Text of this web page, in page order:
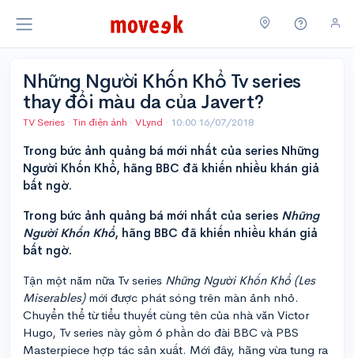
Những Người Khốn Khổ Tv series
thay đổi màu da của Javert?
TV Series · Tin điện ảnh · VLynd · 10:00 16/07/2018
Trong bức ảnh quảng bá mới nhất của series Những
Người Khốn Khổ, hãng BBC đã khiến nhiều khán giả
bất ngờ.
Trong bức ảnh quảng bá mới nhất của series Những
Người Khốn Khổ, hãng BBC đã khiến nhiều khán giả
bất ngờ.
Tận một năm nữa Tv series Những Người Khốn Khổ (Les
Miserables) mới được phát sóng trên màn ảnh nhỏ.
Chuyển thể từ tiểu thuyết cùng tên của nhà văn Victor
Hugo, Tv series này gồm 6 phần do đài BBC và PBS
Masterpiece hợp tác sản xuất. Mới đây, hãng vừa tung ra